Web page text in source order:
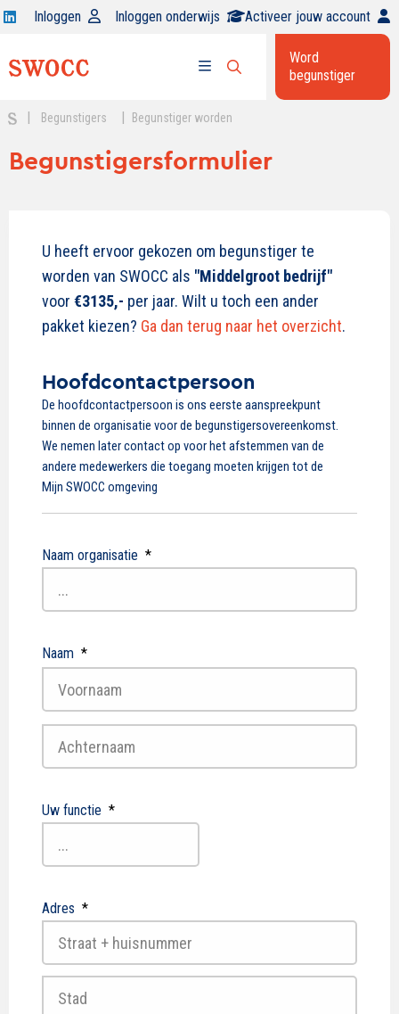
Open
op
Inloggen Inloggen onderwijs Activeer jouw account
menu
Open
zoekbalk
Word
begunstiger
Begunstigers Begunstiger worden
Begunstigersformulier
U heeft ervoor gekozen om begunstiger te
worden van SWOCC als "Middelgroot bedrijf"
voor€3135,- per jaar. Wilt u toch een ander
pakket kiezen? Ga dan terug naar het overzicht.
Hoofdcontactpersoon
De hoofdcontactpersoon is ons eerste aanspreekpunt
binnen de organisatie voor de begunstigersovereenkomst.
We nemen later contact op voor het afstemmen van de
andere medewerkers die toegang moeten krijgen tot de
Mijn SWOCC omgeving
Naam organisatie *
Naam *
Uw functie *
Adres *
Straat